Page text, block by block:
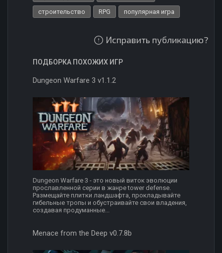
строительство RPG популярная игра
Исправить публикацию?
ПОДБОРКА ПОХОЖИХ ИГР
Dungeon Warfare 3 v1.1.2
Dungeon Warfare 3 - это новый виток эволюции
прославленной серии в жанре tower defense.
Размещайте плитки ландшафта, прокладывайте
гибельные тропы и обустраивайте свои владения,
создавая продуманные...
Menace from the Deep v0.7.8b